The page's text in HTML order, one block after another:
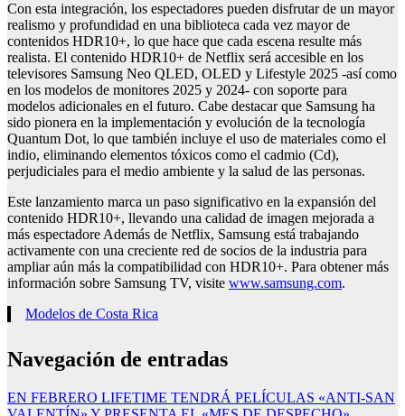
Con esta integración, los espectadores pueden disfrutar de un mayor
realismo y profundidad en una biblioteca cada vez mayor de
contenidos HDR10+, lo que hace que cada escena resulte más
realista. El contenido HDR10+ de Netflix será accesible en los
televisores Samsung Neo QLED, OLED y Lifestyle 2025 -así como
en los modelos de monitores 2025 y 2024- con soporte para
modelos adicionales en el futuro. Cabe destacar que Samsung ha
sido pionera en la implementación y evolución de la tecnología
Quantum Dot, lo que también incluye el uso de materiales como el
indio, eliminando elementos tóxicos como el cadmio (Cd),
perjudiciales para el medio ambiente y la salud de las personas.
Este lanzamiento marca un paso significativo en la expansión del
contenido HDR10+, llevando una calidad de imagen mejorada a
más espectadore Además de Netflix, Samsung está trabajando
activamente con una creciente red de socios de la industria para
ampliar aún más la compatibilidad con HDR10+. Para obtener más
información sobre Samsung TV, visite www.samsung.com.
Modelos de Costa Rica
Navegación de entradas
EN FEBRERO LIFETIME TENDRÁ PELÍCULAS «ANTI-SAN